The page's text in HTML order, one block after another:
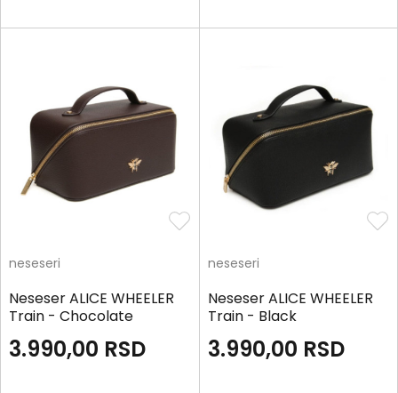
neseseri
Neseser ALICE WHEELER
Train - Chocolate
3.990,00 RSD
neseseri
Neseser ALICE WHEELER
Train - Black
3.990,00 RSD